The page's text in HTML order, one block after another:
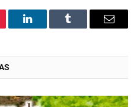
LinkedInTumblr Email